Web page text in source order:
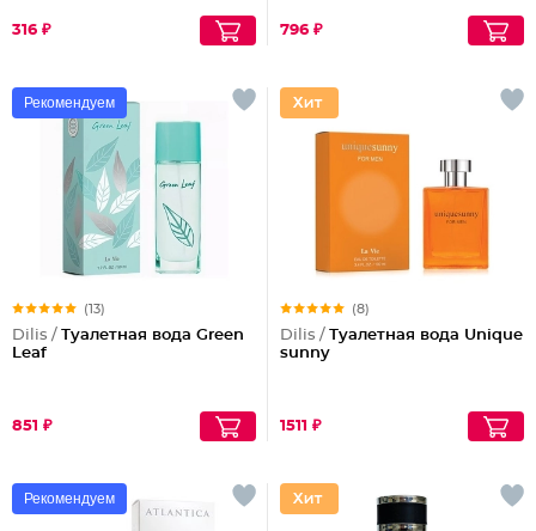
316 ₽ 796 ₽
Рекомендуем
(13)
Dilis / Туалетная вода Green
Leaf
851 ₽
(8)
Dilis / Туалетная вода Unique
sunny
1511 ₽
Рекомендуем